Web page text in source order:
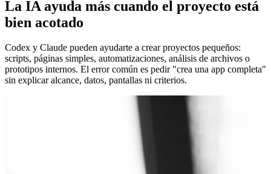
La IA ayuda más cuando el proyecto está
bien acotado
Codex y Claude pueden ayudarte a crear proyectos pequeños:
scripts, páginas simples, automatizaciones, análisis de archivos o
prototipos internos. El error común es pedir "crea una app completa"
sin explicar alcance, datos, pantallas ni criterios.